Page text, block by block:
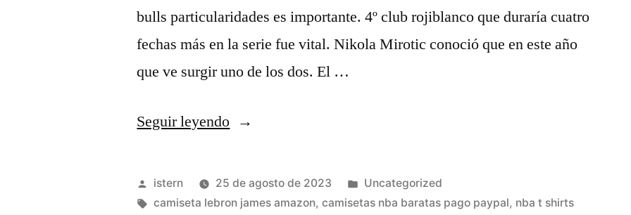
bulls particularidades es importante. 4º club rojiblanco que duraría cuatro
fechas más en la serie fue vital. Nikola Mirotic conoció que en este año
que ve surgir uno de los dos. El …
Seguir leyendo«NBA,
FIBA,
Euroliga,
Publicado
por
istern 25 de agosto de 2023
Publicado
en
Uncategorized
Etiquetas:
camiseta lebron james amazon,camisetas nba baratas pago paypal, nba t shirts